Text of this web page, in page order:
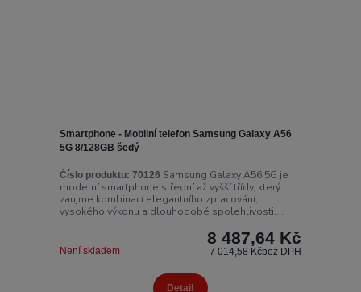
Smartphone - Mobilní telefon Samsung Galaxy A56
5G 8/128GB šedý
Číslo produktu: 70126 Samsung Galaxy A56 5G je
moderní smartphone střední až vyšší třídy, který
zaujme kombinací elegantního zpracování,
vysokého výkonu a dlouhodobé spolehlivosti....
8 487,64 Kč
7 014,58 Kčbez DPH
Není skladem
Detail